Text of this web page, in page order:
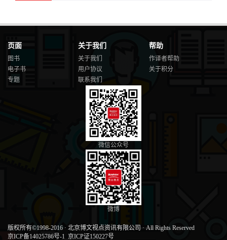
页面
图书
电子书
专题
关于我们
关于我们
用户协议
联系我们
帮助
作译者帮助
关于积分
微信公众号
微博
版权所有©1998-2016 · 北京博文视点资讯有限公司 · All Rights Reserved
京ICP备14025786号-1 京ICP证150227号